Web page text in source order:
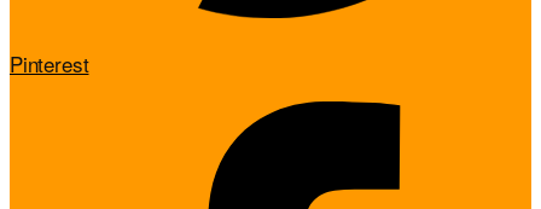
Pinterest